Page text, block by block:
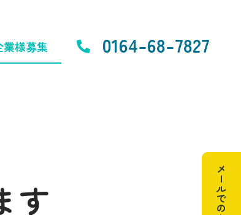
業様募集 0164-68-7827
す